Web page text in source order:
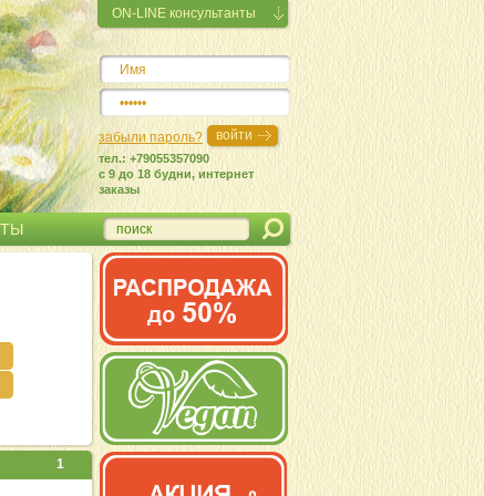
ON-LINE консультанты
забыли пароль?
тел.: +79055357090
c 9 до 18 будни, интернет
заказы
1